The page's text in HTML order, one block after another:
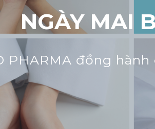
NGÀY MAI
PHARMA đồng